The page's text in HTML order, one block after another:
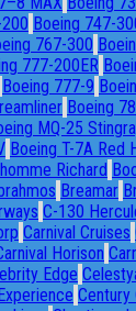
Boeing 747-
767-300
777-200ER
Boeing 777-9
Boeing
MQ-25
Boeing T-7A Red
Richard
brahmos Breamar
C-130
Carnival Cruises
Horison
Edge
Century